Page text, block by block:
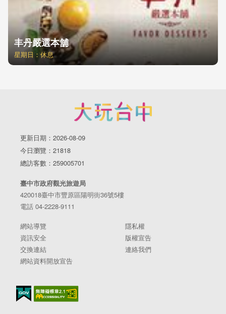
丰丹嚴選本舖
星期日：休息
更新日期：2026-08-09
今日瀏覽：21818
總訪客數：259005701
臺中市政府觀光旅遊局
420018臺中市豐原區陽明街36號5樓
電話 04-2228-9111
網站導覽
隱私權
資訊安全
版權宣告
交換連結
連絡我們
網站資料開放宣告